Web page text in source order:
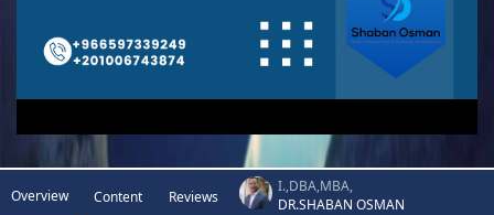
Overview Content Reviews
I.,DBA,MBA,
DR.SHABAN OSMAN